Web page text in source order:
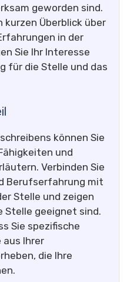
geworden sind.
kurzen Überblick über
in der
Sie Ihr Interesse
für die Stelle und das
können Sie
und
Verbinden Sie
Berufserfahrung mit
Stelle und zeigen
Stelle geeignet sind.
Sie spezifische
aus Ihrer
die Ihre